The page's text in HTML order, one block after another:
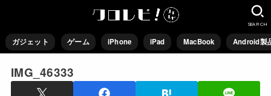
ガジェット ゲーム iPhone iPad MacBook Android製
SEARCH
IMG_46333